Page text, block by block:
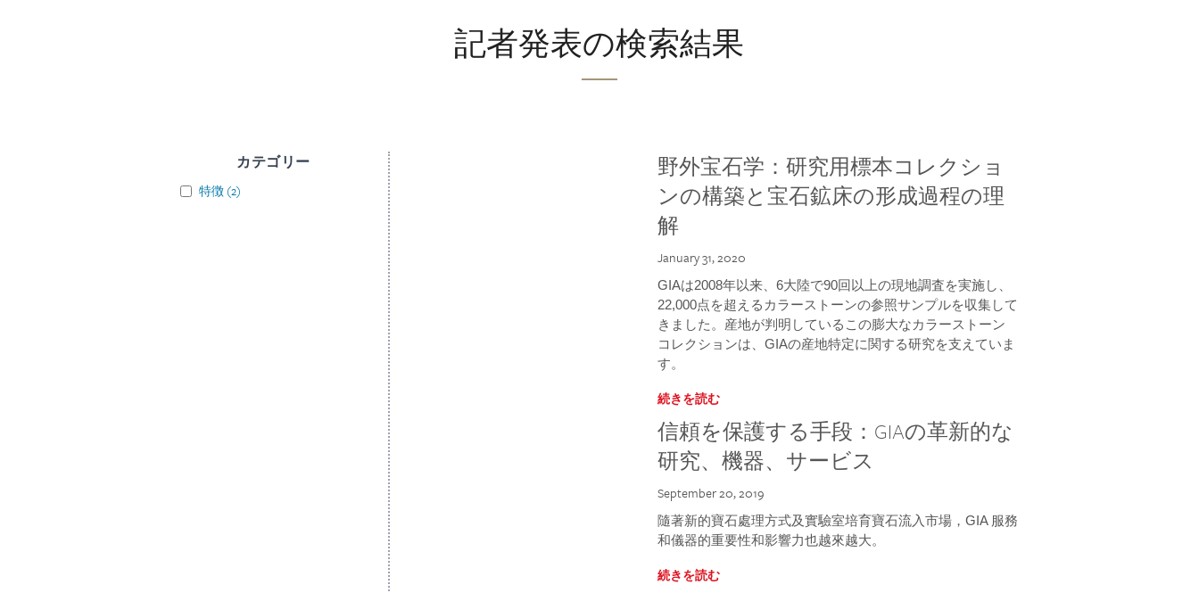
記者発表の検索結果
カテゴリー
特徴 (2)
野外宝石学：研究用標本コレクショ
ンの構築と宝石鉱床の形成過程の理
解
January 31, 2020
GIAは2008年以来、6大陸で90回以上の現地調査を実施し、
22,000点を超えるカラーストーンの参照サンプルを収集して
きました。産地が判明しているこの膨大なカラーストーン
コレクションは、GIAの産地特定に関する研究を支えていま
す。
続きを読む
信頼を保護する手段：GIAの革新的な
研究、機器、サービス
September 20, 2019
隨著新的寶石處理方式及實驗室培育寶石流入市場，GIA 服務
和儀器的重要性和影響力也越來越大。
続きを読む